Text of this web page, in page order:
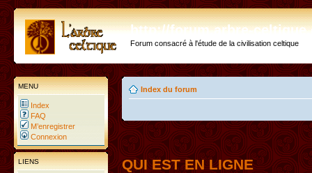
http://forum.arbre-
Forum consacré à l'étude de la civilisation celtique
MENU
Index
FAQ
M’enregistrer
Connexion
LIENS
Index du forum
QUI EST EN LIGNE